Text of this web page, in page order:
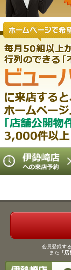
会員登録す
また 「